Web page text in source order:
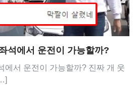
석에서 운전이 가능할까?
에서 운전이 가능할까? 진짜 개 웃